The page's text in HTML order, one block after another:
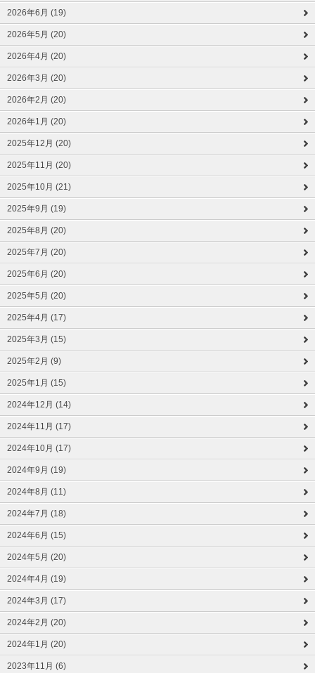
2026年6月 (19)
2026年5月 (20)
2026年4月 (20)
2026年3月 (20)
2026年2月 (20)
2026年1月 (20)
2025年12月 (20)
2025年11月 (20)
2025年10月 (21)
2025年9月 (19)
2025年8月 (20)
2025年7月 (20)
2025年6月 (20)
2025年5月 (20)
2025年4月 (17)
2025年3月 (15)
2025年2月 (9)
2025年1月 (15)
2024年12月 (14)
2024年11月 (17)
2024年10月 (17)
2024年9月 (19)
2024年8月 (11)
2024年7月 (18)
2024年6月 (15)
2024年5月 (20)
2024年4月 (19)
2024年3月 (17)
2024年2月 (20)
2024年1月 (20)
2023年11月 (6)